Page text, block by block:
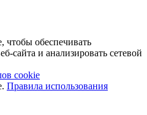
обеспечивать
сайта и анализировать сетевой
cookie
Правила использования